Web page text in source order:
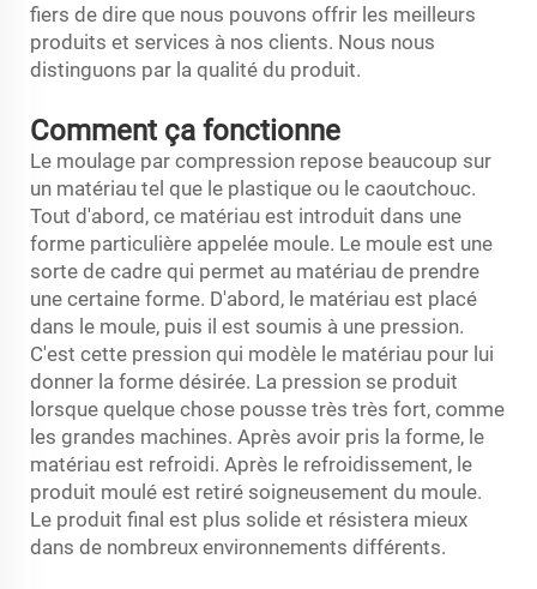
fiers de dire que nous pouvons offrir les meilleurs
produits et services à nos clients. Nous nous
distinguons par la qualité du produit.
Comment ça fonctionne
Le moulage par compression repose beaucoup sur
un matériau tel que le plastique ou le caoutchouc.
Tout d'abord, ce matériau est introduit dans une
forme particulière appelée moule. Le moule est une
sorte de cadre qui permet au matériau de prendre
une certaine forme. D'abord, le matériau est placé
dans le moule, puis il est soumis à une pression.
C'est cette pression qui modèle le matériau pour lui
donner la forme désirée. La pression se produit
lorsque quelque chose pousse très très fort, comme
les grandes machines. Après avoir pris la forme, le
matériau est refroidi. Après le refroidissement, le
produit moulé est retiré soigneusement du moule.
Le produit final est plus solide et résistera mieux
dans de nombreux environnements différents.